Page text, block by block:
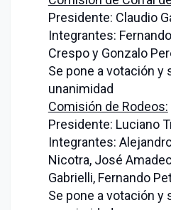
Presidente: Claudio
Integrantes:
Crespo y Gonzalo
Se pone a votación y
unanimidad
Comisión de Rodeos:
Presidente: Luciano
Integrantes:
Nicotra, José
Gabrielli, Fernando
Se pone a votación y